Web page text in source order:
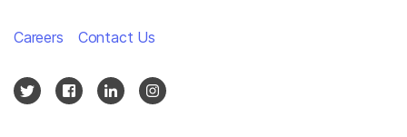
Careers Contact Us